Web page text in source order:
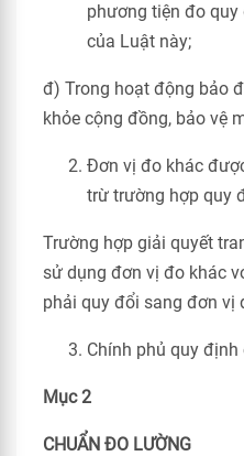
phương tiện đo
của Luật này;
đ) Trong hoạt động bảo
khỏe cộng đồng, bảo vệ
Đơn vị đo khác
trừ trường hợp quy
Trường hợp giải quyết
sử dụng đơn vị đo khác
phải quy đổi sang đơn vị
Chính phủ quy
Mục 2
CHUẨN ĐO LƯỜNG